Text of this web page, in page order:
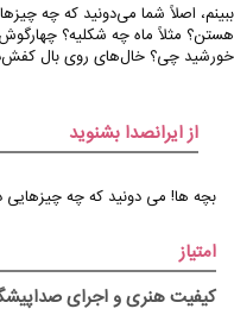
ببینم، اصلاً شما می‌دونید که چه
هستن؟ مثلاً ماه چه شکلیه؟ چهارگوش
خورشید چی؟ خال‌های روی بال
از ایرانصدا بشنوید
بچه ها! می دونید که چه
امتیاز
کیفیت هنری و اجرای